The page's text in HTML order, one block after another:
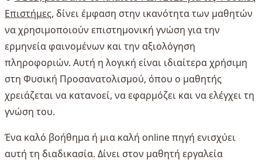
Επιστήμες, δίνει έμφαση στην ικανότητα των μαθητών
να χρησιμοποιούν επιστημονική γνώση για την
ερμηνεία φαινομένων και την αξιολόγηση
πληροφοριών. Αυτή η λογική είναι ιδιαίτερα χρήσιμη
στη Φυσική Προσανατολισμού, όπου ο μαθητής
χρειάζεται να κατανοεί, να εφαρμόζει και να ελέγχει τη
γνώση του.
Ένα καλό βοήθημα ή μια καλή online πηγή ενισχύει
αυτή τη διαδικασία. Δίνει στον μαθητή εργαλεία